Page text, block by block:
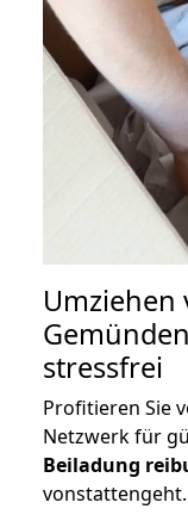
Umziehen
stressfrei
Profitieren Sie
Netzwerk für
Beiladung